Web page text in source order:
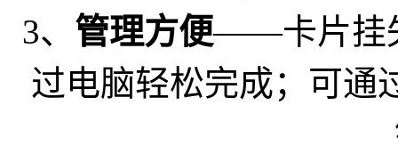
3、 管理方便——卡片挂
过电脑轻松完成；可通